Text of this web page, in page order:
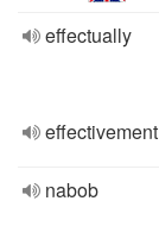
effectually
effectivement
nabob